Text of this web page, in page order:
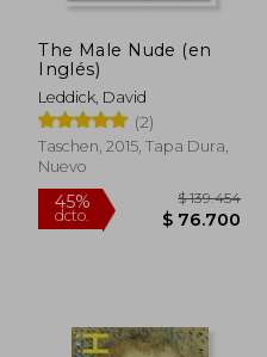
The Male Nude (en
Inglés)
Leddick, David
(2)
Taschen, 2015, Tapa Dura,
Nuevo